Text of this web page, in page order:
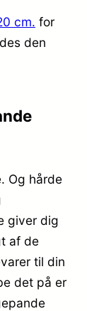
cm. for
den
Og hårde
giver dig
af de
til din
det på er